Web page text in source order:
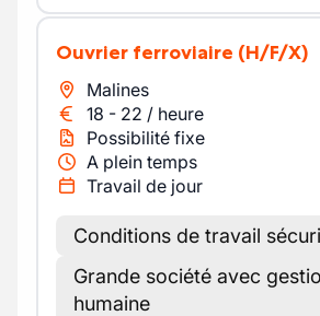
Ouvrier ferroviaire (H/F/X)
Malines
18 - 22 / heure
Possibilité fixe
A plein temps
Travail de jour
Conditions de travail
Grande société avec
humaine